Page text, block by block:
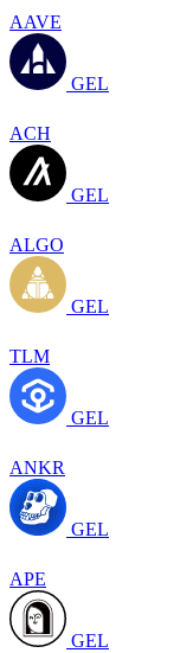
AAVE
GEL
ACH
GEL
ALGO
GEL
TLM
GEL
ANKR
GEL
APE
GEL